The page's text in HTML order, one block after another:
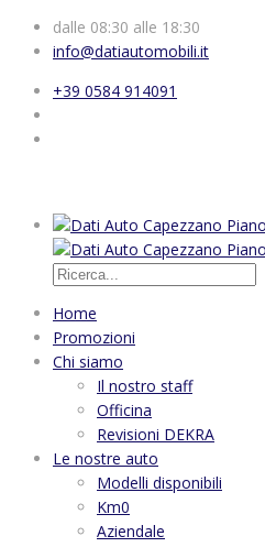
dalle 08:30 alle 18:30
info@datiautomobili.it
+39 0584 914091
Home
Promozioni
Chi siamo
Il nostro staff
Officina
Revisioni DEKRA
Le nostre auto
Modelli disponibili
Km0
Aziendale